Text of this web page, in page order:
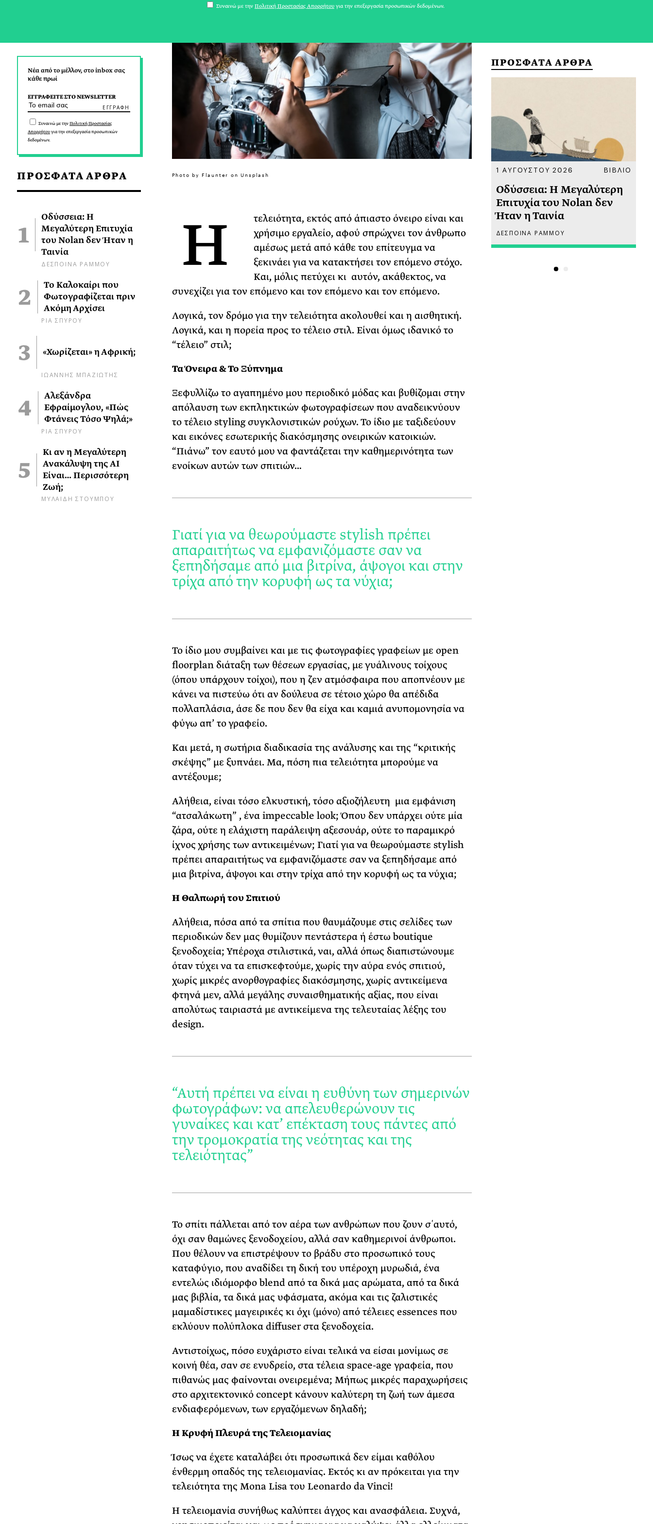
Νέα από το μέλλον, στο inbox σας
κάθε πρωί
ΕΓΓΡΑΦΕΙΤΕ ΣΤΟ NEWSLETTER
Συναινώ με τηνΠολιτική Προστασίας
Απορρήτουγια την επεξεργασία προσωπικών
δεδομένων.
ΠΡΟΣΦΑΤΑ ΑΡΘΡΑ
Οδύσσεια: Η
Μεγαλύτερη Επιτυχία
του Nolan δεν Ήταν η
Ταινία
ΔΕΣΠΟΙΝΑ ΡΑΜΜΟΥ
Το Καλοκαίρι που
Φωτογραφίζεται πριν
Ακόμη Αρχίσει
ΡΙΑ ΣΠΥΡΟΥ
«Χωρίζεται» η Αφρική;
ΙΩΑΝΝΗΣ ΜΠΑΖΙΩΤΗΣ
Αλεξάνδρα
Εφραίμογλου, «Πώς
Φτάνεις Τόσο Ψηλά;»
ΡΙΑ ΣΠΥΡΟΥ
Κι αν η Μεγαλύτερη
Ανακάλυψη της AI
Είναι… Περισσότερη
Ζωή;
ΜΥΛΑΙΔΗ ΣΤΟΥΜΠΟΥ
Photo by Flaunter on Unsplash
Η
τελειότητα, εκτός από άπιαστο όνειρο είναι και
χρήσιμο εργαλείο, αφού σπρώχνει τον άνθρωπο
αμέσως μετά από κάθε του επίτευγμα να
ξεκινάει για να κατακτήσει τον επόμενο στόχο.
Και, μόλις πετύχει κι αυτόν, ακάθεκτος, να
συνεχίζει για τον επόμενο και τον επόμενο και τον επόμενο.
Λογικά, τον δρόμο για την τελειότητα ακολουθεί και η αισθητική.
Λογικά, και η πορεία προς το τέλειο στιλ. Είναι όμως ιδανικό το
“τέλειο” στιλ;
Τα Όνειρα & Το Ξύπνημα
Ξεφυλλίζω το αγαπημένο μου περιοδικό μόδας και βυθίζομαι στην
απόλαυση των εκπληκτικών φωτογραφίσεων που αναδεικνύουν
το τέλειο styling συγκλονιστικών ρούχων. Το ίδιο με ταξιδεύουν
και εικόνες εσωτερικής διακόσμησης ονειρικών κατοικιών.
“Πιάνω” τον εαυτό μου να φαντάζεται την καθημερινότητα των
ενοίκων αυτών των σπιτιών…
Γιατί για να θεωρούμαστε stylish πρέπει
απαραιτήτως να εμφανιζόμαστε σαν να
ξεπηδήσαμε από μια βιτρίνα, άψογοι και στην
τρίχα από την κορυφή ως τα νύχια;
Το ίδιο μου συμβαίνει και με τις φωτογραφίες γραφείων με open
floorplan διάταξη των θέσεων εργασίας, με γυάλινους τοίχους
(όπου υπάρχουν τοίχοι), που η ζεν ατμόσφαιρα που αποπνέουν με
κάνει να πιστεύω ότι αν δούλευα σε τέτοιο χώρο θα απέδιδα
πολλαπλάσια, άσε δε που δεν θα είχα και καμιά ανυπομονησία να
φύγω απ’ το γραφείο.
Και μετά, η σωτήρια διαδικασία της ανάλυσης και της “κριτικής
σκέψης” με ξυπνάει. Μα, πόση πια τελειότητα μπορούμε να
αντέξουμε;
Αλήθεια, είναι τόσο ελκυστική, τόσο αξιοζήλευτη μια εμφάνιση
“ατσαλάκωτη” , ένα impeccable look; Όπου δεν υπάρχει ούτε μία
ζάρα, ούτε η ελάχιστη παράλειψη αξεσουάρ, ούτε το παραμικρό
ίχνος χρήσης των αντικειμένων; Γιατί για να θεωρούμαστε stylish
πρέπει απαραιτήτως να εμφανιζόμαστε σαν να ξεπηδήσαμε από
μια βιτρίνα, άψογοι και στην τρίχα από την κορυφή ως τα νύχια;
Η Θαλπωρή του Σπιτιού
Αλήθεια, πόσα από τα σπίτια που θαυμάζουμε στις σελίδες των
περιοδικών δεν μας θυμίζουν πεντάστερα ή έστω boutique
ξενοδοχεία; Υπέροχα στιλιστικά, ναι, αλλά όπως διαπιστώνουμε
όταν τύχει να τα επισκεφτούμε, χωρίς την αύρα ενός σπιτιού,
χωρίς μικρές ανορθογραφίες διακόσμησης, χωρίς αντικείμενα
φτηνά μεν, αλλά μεγάλης συναισθηματικής αξίας, που είναι
απολύτως ταιριαστά με αντικείμενα της τελευταίας λέξης του
design.
“Αυτή πρέπει να είναι η ευθύνη των σημερινών
φωτογράφων: να απελευθερώνουν τις
γυναίκες και κατ’ επέκταση τους πάντες από
την τρομοκρατία της νεότητας και της
τελειότητας”
Το σπίτι πάλλεται από τον αέρα των ανθρώπων που ζουν σ΄ αυτό,
όχι σαν θαμώνες ξενοδοχείου, αλλά σαν καθημερινοί άνθρωποι.
Που θέλουν να επιστρέψουν το βράδυ στο προσωπικό τους
καταφύγιο, που αναδίδει τη δική του υπέροχη μυρωδιά, ένα
εντελώς ιδιόμορφο blend από τα δικά μας αρώματα, από τα δικά
μας βιβλία, τα δικά μας υφάσματα, ακόμα και τις ζαλιστικές
μαμαδίστικες μαγειρικές κι όχι (μόνο) από τέλειες essences που
εκλύουν πολύπλοκα diffuser στα ξενοδοχεία.
Αντιστοίχως, πόσο ευχάριστο είναι τελικά να είσαι μονίμως σε
κοινή θέα, σαν σε ενυδρείο, στα τέλεια space-age γραφεία, που
πιθανώς μας φαίνονται ονειρεμένα; Μήπως μικρές παραχωρήσεις
στο αρχιτεκτονικό concept κάνουν καλύτερη τη ζωή των άμεσα
ενδιαφερόμενων, των εργαζόμενων δηλαδή;
Η Κρυφή Πλευρά της Τελειομανίας
Ίσως να έχετε καταλάβει ότι προσωπικά δεν είμαι καθόλου
ένθερμη οπαδός της τελειομανίας. Εκτός κι αν πρόκειται για την
τελειότητα της Mona Lisa του Leonardo da Vinci!
Η τελειομανία συνήθως καλύπτει άγχος και ανασφάλεια. Συχνά,
ΠΡΟΣΦΑΤΑ ΑΡΘΡΑ
Ακόμη Αρχίσει
ΡΙΑ ΣΠΥΡΟΥ
1 ΑΥΓΟΥΣΤΟΥ 2026 ΒΙΒΛΙΟ
Οδύσσεια: Η Μεγαλύτερη
Επιτυχία του Nolan δεν
Ήταν η Ταινία
ΔΕΣΠΟΙΝΑ ΡΑΜΜΟΥ
Συναινώ με την Πολιτική Προστασίας Απορρήτου για την επεξεργασία προσωπικών δεδομένων.